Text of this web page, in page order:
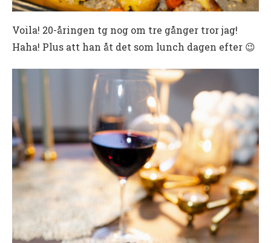
Voila! 20-åringen tg nog om tre gånger tror jag!
Haha! Plus att han åt det som lunch dagen efter 😉